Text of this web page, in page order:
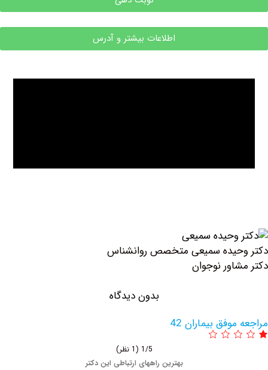
اطلاعات بیشتر و آدرس
سمیعی متخصص روانشناس
نوجوان
بدون دیدگاه
بیماران 42
بهترین راههای ارتباطی این دکتر